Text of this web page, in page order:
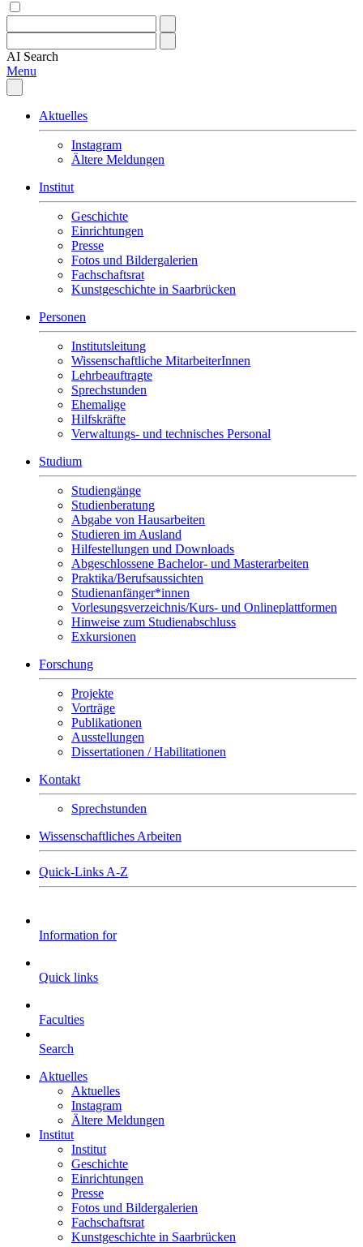
AI Search
Menu
Aktuelles
Instagram
Ältere Meldungen
Institut
Geschichte
Einrichtungen
Presse
Fotos und Bildergalerien
Fachschaftsrat
Kunstgeschichte in Saarbrücken
Personen
Institutsleitung
Wissenschaftliche MitarbeiterInnen
Lehrbeauftragte
Sprechstunden
Ehemalige
Hilfskräfte
Verwaltungs- und technisches Personal
Studium
Studiengänge
Studienberatung
Abgabe von Hausarbeiten
Studieren im Ausland
Hilfestellungen und Downloads
Abgeschlossene Bachelor- und Masterarbeiten
Praktika/Berufsaussichten
Studienanfänger*innen
Vorlesungsverzeichnis/Kurs- und Onlineplattformen
Hinweise zum Studienabschluss
Exkursionen
Forschung
Projekte
Vorträge
Publikationen
Ausstellungen
Dissertationen / Habilitationen
Kontakt
Sprechstunden
Wissenschaftliches Arbeiten
Quick-Links A-Z
Information for
Quick links
Faculties
Search
Aktuelles
Aktuelles
Instagram
Ältere Meldungen
Institut
Institut
Geschichte
Einrichtungen
Presse
Fotos und Bildergalerien
Fachschaftsrat
Kunstgeschichte in Saarbrücken